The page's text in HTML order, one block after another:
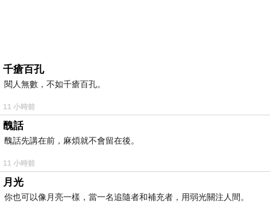
千瘡百孔
閱人無數，不如千瘡百孔。
11 小時前
醜話
醜話先講在前，麻煩就不會留在後。
11 小時前
月光
你也可以像月亮一樣，當一名追隨者和補充者，用弱光關注人間。